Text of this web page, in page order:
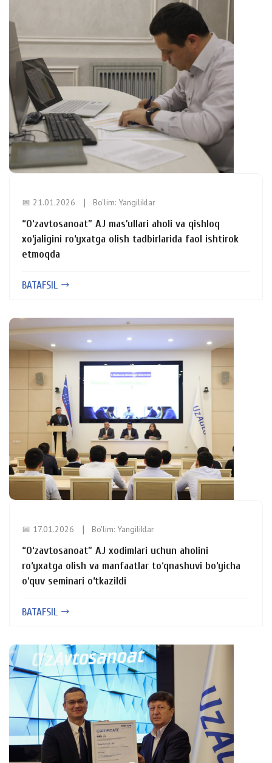
📅 21.01.2026 Bo'lim: Yangiliklar
“O‘zavtosanoat” AJ mas’ullari aholi va qishloq
xo‘jaligini ro‘yxatga olish tadbirlarida faol ishtirok
etmoqda
BATAFSIL
📅 17.01.2026 Bo'lim: Yangiliklar
“O‘zavtosanoat” AJ xodimlari uchun aholini
ro‘yxatga olish va manfaatlar to‘qnashuvi bo‘yicha
o‘quv seminari o‘tkazildi
BATAFSIL